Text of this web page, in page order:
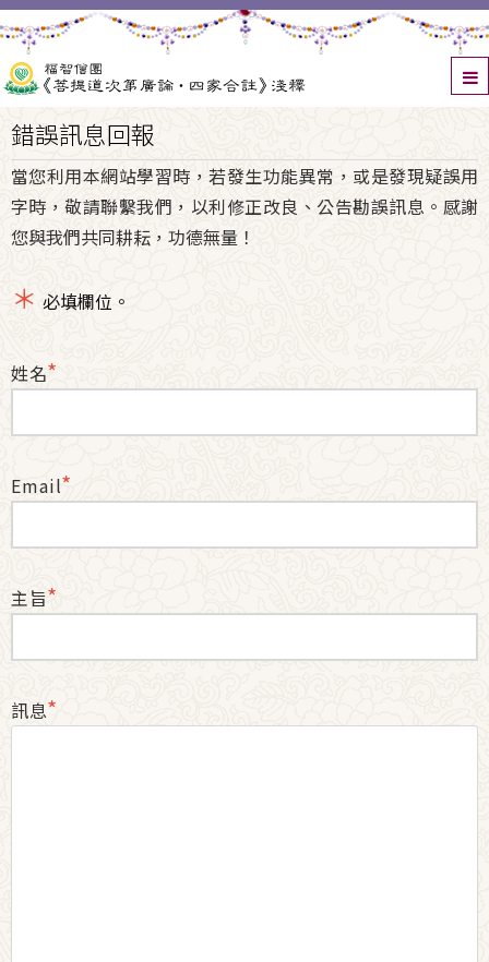
錯誤訊息回報
當您利用本網站學習時，若發生功能異常，或是發現疑誤用
字時，敬請聯繫我們，以利修正改良、公告勘誤訊息。感謝
您與我們共同耕耘，功德無量！
＊ 必填欄位。
姓名*
Email*
主旨*
訊息*